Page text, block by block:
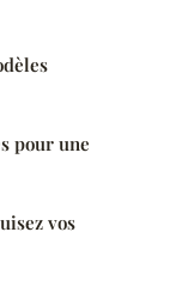
pour une
vos